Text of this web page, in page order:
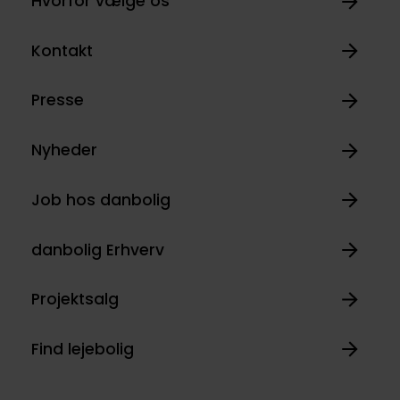
Kontakt
Presse
Nyheder
Job hos danbolig
danbolig Erhverv
Projektsalg
Find lejebolig